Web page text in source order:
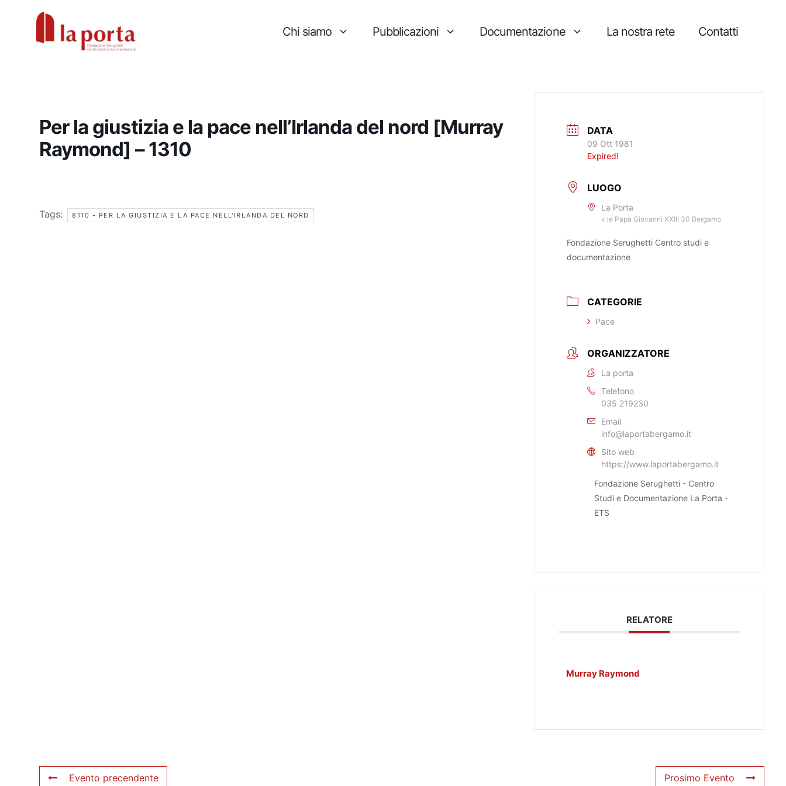
Chi siamo Pubblicazioni Documentazione La nostra rete Contatti
Per la giustizia e la pace nell’Irlanda del nord [Murray
Raymond] – 1310
Tags: 8110 - PER LA GIUSTIZIA E LA PACE NELL'IRLANDA DEL NORD
DATA
09 Ott 1981
Expired!
LUOGO
La Porta
v.le Papa Giovanni XXIII 30 Bergamo
Fondazione Serughetti Centro studi e
documentazione
CATEGORIE
Pace
ORGANIZZATORE
La porta
Telefono
035 219230
Email
info@laportabergamo.it
Sito web
https://www.laportabergamo.it
Fondazione Serughetti - Centro
Studi e Documentazione La Porta -
ETS
RELATORE
Murray Raymond
Evento precendente Prosimo Evento